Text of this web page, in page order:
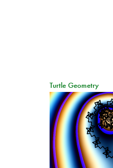
Turtle Geometry